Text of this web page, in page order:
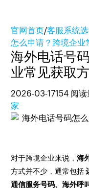
官网首页/客服系统
怎么申请？跨境企
海外电话号
业常见获取
2026-03-17154 阅读
家
对于跨境企业来说，海
方式并不少，通常包括
通信服务号码、海外呼